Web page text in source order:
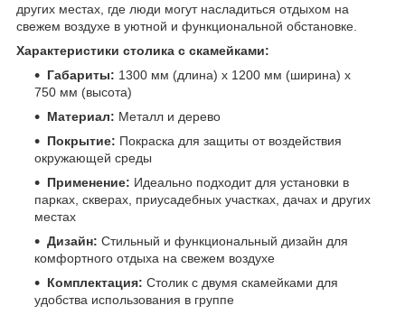
других местах, где люди могут насладиться отдыхом на
свежем воздухе в уютной и функциональной обстановке.
Характеристики столика с скамейками:
Габариты: 1300 мм (длина) х 1200 мм (ширина) х
750 мм (высота)
Материал: Металл и дерево
Покрытие: Покраска для защиты от воздействия
окружающей среды
Применение: Идеально подходит для установки в
парках, скверах, приусадебных участках, дачах и других
местах
Дизайн: Стильный и функциональный дизайн для
комфортного отдыха на свежем воздухе
Комплектация: Столик с двумя скамейками для
удобства использования в группе